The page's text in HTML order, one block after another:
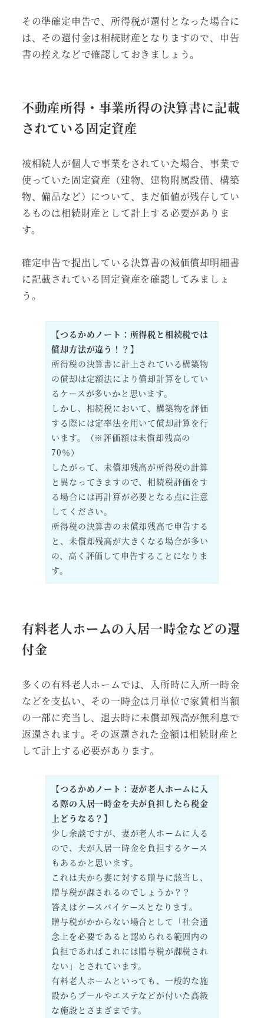
その準確定申告で、所得税が還付となった場合に
は、その還付金は相続財産となりますので、申告
書の控えなどで確認しておきましょう。
不動産所得・事業所得の決算書に記載
されている固定資産
被相続人が個人で事業をされていた場合、事業で
使っていた固定資産（建物、建物附属設備、構築
物、備品など）について、まだ価値が残存してい
るものは相続財産として計上する必要がありま
す。
確定申告で提出している決算書の減価償却明細書
に記載されている固定資産を確認してみましょ
う。
【つるかめノート：所得税と相続税では
償却方法が違う！？】
所得税の決算書に計上されている構築物
の償却は定額法により償却計算をしてい
るケースが多いかと思います。
しかし、相続税において、構築物を評価
する際には定率法を用いて償却計算を行
います。（※評価額は未償却残高の
70％）
したがって、未償却残高が所得税の計算
と異なってきますので、相続税評価をす
る場合には再計算が必要となる点に注意
してください。
所得税の決算書の未償却残高で申告する
と、未償却残高が大きくなる場合が多い
の、高く評価して申告することになりま
す。
有料老人ホームの入居一時金などの還
付金
多くの有料老人ホームでは、入所時に入所一時金
などを支払い、その一時金は月単位で家賃相当額
の一部に充当し、退去時に未償却残高が無利息で
返還されます。その返還された金額は相続財産と
して計上する必要があります。
【つるかめノート：妻が老人ホームに入
る際の入居一時金を夫が負担したら税金
上どうなる？】
少し余談ですが、妻が老人ホームに入る
ので、夫が入居一時金を負担するケース
もあるかと思います。
これは夫から妻に対する贈与に該当し、
贈与税が課されるのでしょうか？？
答えはケースバイケースとなります。
贈与税がかからない場合として「社会通
念上を必要であると認められる範囲内の
負担であればこれには贈与税が課税され
ない」とされています。
有料老人ホームといっても、一般的な施
設からプールやエステなどが付いた高級
な施設とさまざまです。